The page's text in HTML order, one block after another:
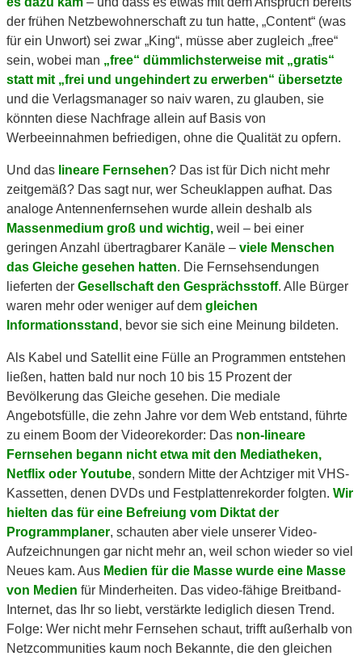
der frühen Netzbewohnerschaft zu tun hatte, „Content“ (was
für ein Unwort) sei zwar „King“, müsse aber zugleich „free“
sein, wobei man „free“ dümmlichsterweise mit „gratis“
statt mit „frei und ungehindert zu erwerben“ übersetzte
und die Verlagsmanager so naiv waren, zu glauben, sie
könnten diese Nachfrage allein auf Basis von
Werbeeinnahmen befriedigen, ohne die Qualität zu opfern.
Und das lineare Fernsehen? Das ist für Dich nicht mehr
zeitgemäß? Das sagt nur, wer Scheuklappen aufhat. Das
analoge Antennenfernsehen wurde allein deshalb als
Massenmedium groß und wichtig, weil – bei einer
geringen Anzahl übertragbarer Kanäle – viele Menschen
das Gleiche gesehen hatten. Die Fernsehsendungen
lieferten der Gesellschaft den Gesprächsstoff. Alle Bürger
waren mehr oder weniger auf dem gleichen
Informationsstand , bevor sie sich eine Meinung bildeten.
Als Kabel und Satellit eine Fülle an Programmen entstehen
ließen, hatten bald nur noch 10 bis 15 Prozent der
Bevölkerung das Gleiche gesehen. Die mediale
Angebotsfülle, die zehn Jahre vor dem Web entstand, führte
zu einem Boom der Videorekorder: Das non-lineare
Fernsehen begann nicht etwa mit den Mediatheken,
Netflix oder Youtube, sondern Mitte der Achtziger mit VHS-
Kassetten, denen DVDs und Festplattenrekorder folgten. Wir
hielten das für eine Befreiung vom Diktat der
Programmplaner, schauten aber viele unserer Video-
Aufzeichnungen gar nicht mehr an, weil schon wieder so viel
Neues kam. Aus Medien für die Masse wurde eine Masse
von Medien für Minderheiten. Das video-fähige Breitband-
Internet, das Ihr so liebt, verstärkte lediglich diesen Trend.
Folge: Wer nicht mehr Fernsehen schaut, trifft außerhalb von
Netzcommunities kaum noch Bekannte, die den gleichen